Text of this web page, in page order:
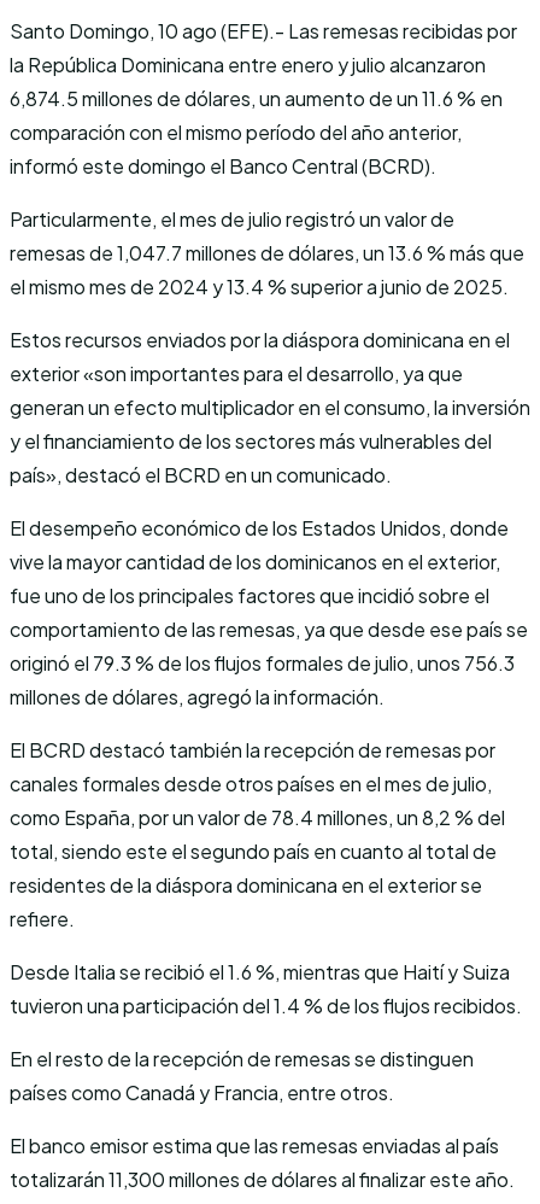
Santo Domingo, 10 ago (EFE).- Las remesas recibidas por
la República Dominicana entre enero y julio alcanzaron
6,874.5 millones de dólares, un aumento de un 11.6 % en
comparación con el mismo período del año anterior,
informó este domingo el Banco Central (BCRD).
Particularmente, el mes de julio registró un valor de
remesas de 1,047.7 millones de dólares, un 13.6 % más que
el mismo mes de 2024 y 13.4 % superior a junio de 2025.
Estos recursos enviados por la diáspora dominicana en el
exterior «son importantes para el desarrollo, ya que
generan un efecto multiplicador en el consumo, la inversión
y el financiamiento de los sectores más vulnerables del
país», destacó el BCRD en un comunicado.
El desempeño económico de los Estados Unidos, donde
vive la mayor cantidad de los dominicanos en el exterior,
fue uno de los principales factores que incidió sobre el
comportamiento de las remesas, ya que desde ese país se
originó el 79.3 % de los flujos formales de julio, unos 756.3
millones de dólares, agregó la información.
El BCRD destacó también la recepción de remesas por
canales formales desde otros países en el mes de julio,
como España, por un valor de 78.4 millones, un 8,2 % del
total, siendo este el segundo país en cuanto al total de
residentes de la diáspora dominicana en el exterior se
refiere.
Desde Italia se recibió el 1.6 %, mientras que Haití y Suiza
tuvieron una participación del 1.4 % de los flujos recibidos.
En el resto de la recepción de remesas se distinguen
países como Canadá y Francia, entre otros.
El banco emisor estima que las remesas enviadas al país
totalizarán 11,300 millones de dólares al finalizar este año.